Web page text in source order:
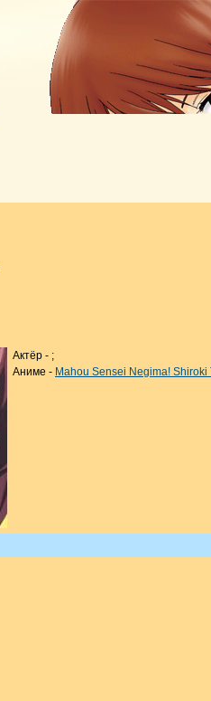
Актёр - ;
Аниме - Mahou Sensei Negima! Shiroki